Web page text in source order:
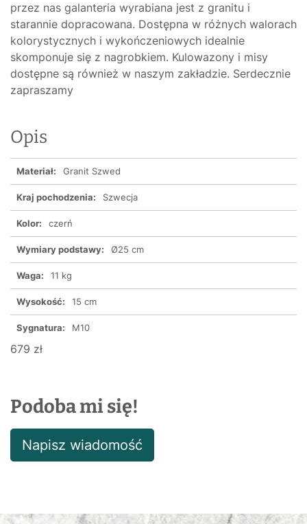
przez nas galanteria wyrabiana jest z granitu i
starannie dopracowana. Dostępna w różnych walorach
kolorystycznych i wykończeniowych idealnie
skomponuje się z nagrobkiem. Kulowazony i misy
dostępne są również w naszym zakładzie. Serdecznie
zapraszamy
Opis
Materiał: Granit Szwed
Kraj pochodzenia: Szwecja
Kolor: czerń
Wymiary podstawy: Ø25 cm
Waga: 11 kg
Wysokość: 15 cm
Sygnatura: M10
679 zł
Podoba mi się!
Napisz wiadomość